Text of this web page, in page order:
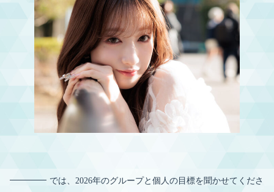
では、2026年のグループと個人の目標を聞かせてくださ